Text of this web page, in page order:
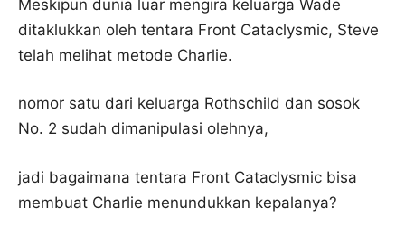
Meskipun dunia luar mengira keluarga Wade
ditaklukkan oleh tentara Front Cataclysmic, Steve
telah melihat metode Charlie.
nomor satu dari keluarga Rothschild dan sosok
No. 2 sudah dimanipulasi olehnya,
jadi bagaimana tentara Front Cataclysmic bisa
membuat Charlie menundukkan kepalanya?